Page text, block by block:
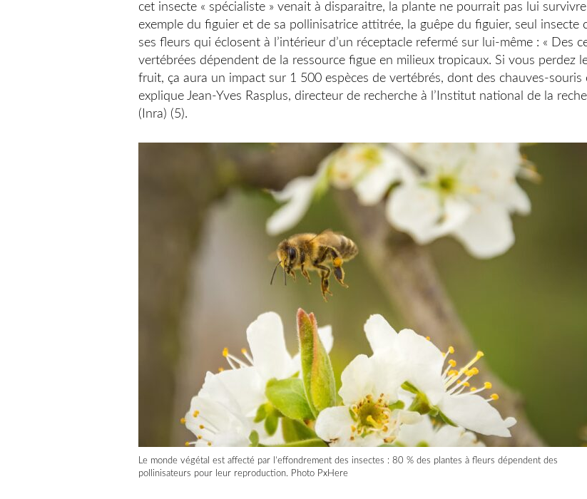
cet insecte « spécialiste » venait à disparaitre, la plante ne pourrait pas lui
exemple du figuier et de sa pollinisatrice attitrée, la guêpe du figuier, seul insecte
ses fleurs qui éclosent à l’intérieur d’un réceptacle refermé sur lui-même : « Des
vertébrées dépendent de la ressource figue en milieux tropicaux. Si vous perdez
fruit, ça aura un impact sur 1 500 espèces de vertébrés, dont des chauves-souris
explique Jean-Yves Rasplus, directeur de recherche à l’Institut national de la
(Inra) (5).
Le monde végétal est affecté par l’effondrement des insectes : 80 % des plantes à fleurs dépendent des
pollinisateurs pour leur reproduction. Photo PxHere